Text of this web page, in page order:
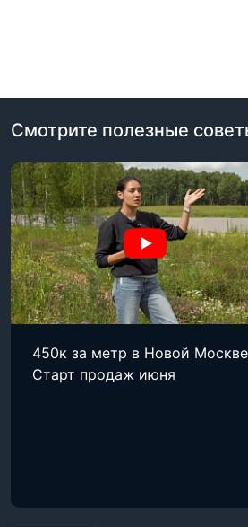
Смотрите полезные
450к за метр в Новой
Старт продаж июня